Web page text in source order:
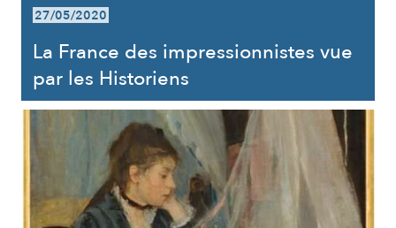
27/05/2020
La France des impressionnistes vue
par les Historiens